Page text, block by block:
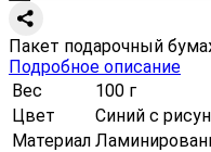
Пакет подарочный
Подробное описание
Вес
100 г
Цвет
Синий с
Материал